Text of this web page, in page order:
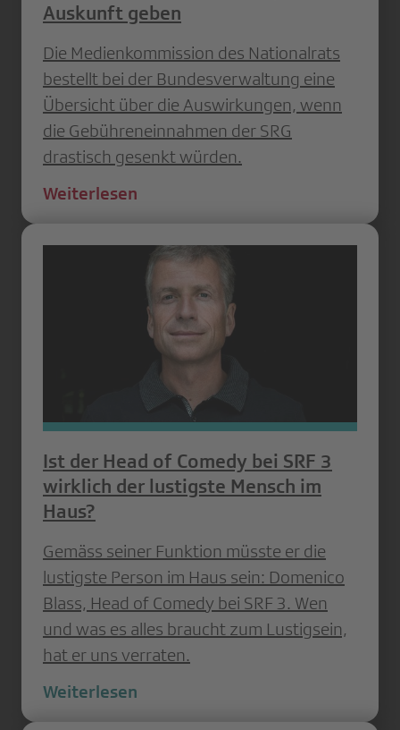
Auskunft geben
Die Medienkommission des Nationalrats
bestellt bei der Bundesverwaltung eine
Übersicht über die Auswirkungen, wenn
die Gebühreneinnahmen der SRG
drastisch gesenkt würden.
Weiterlesen
Ist der Head of Comedy bei SRF 3
wirklich der lustigste Mensch im
Haus?
Gemäss seiner Funktion müsste er die
lustigste Person im Haus sein: Domenico
Blass, Head of Comedy bei SRF 3. Wen
und was es alles braucht zum Lustigsein,
hat er uns verraten.
Weiterlesen